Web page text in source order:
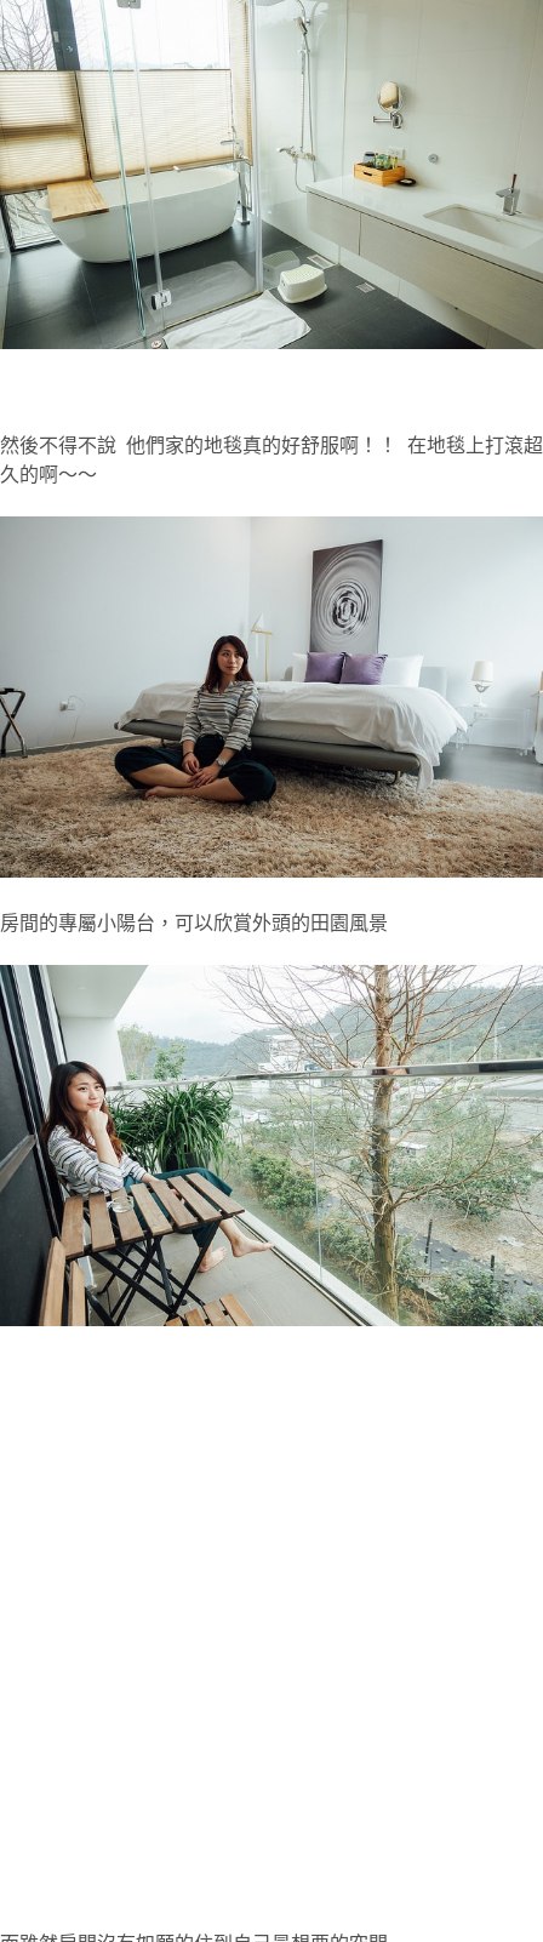
然後不得不說 他們家的地毯真的好舒服啊！！ 在地毯上打滾超
久的啊～～
房間的專屬小陽台，可以欣賞外頭的田園風景